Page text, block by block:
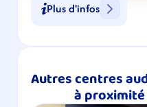
Plus d'infos
Autres centres
à